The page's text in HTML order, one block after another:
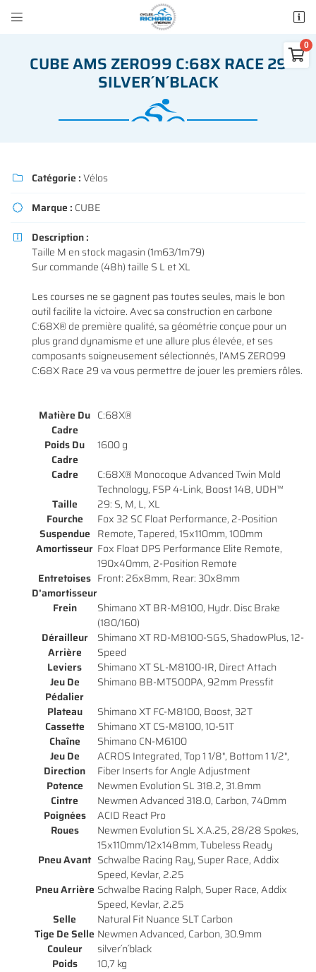

NOS VÉLOS
MODÈLES

Une
01 64 34 07 57

Voir notre sélection
 Adresse email de réception
Recopier le code ci-contre
CUBE AMS ZERO99 C:68X RACE 29
SILVER´N´BLACK
 Catégorie :Vélos
 Marque : CUBE

Description :
Taille M en stock magasin (1m63/1m79)
Sur commande (48h) taille S L et XL
Les courses ne se gagnent pas toutes seules, mais le bon
outil facilite la victoire. Avec sa construction en carbone
C:68X® de première qualité, sa géométrie conçue pour un
plus grand dynamisme et une allure plus élevée, et ses
composants soigneusement sélectionnés, l’AMS ZERO99
C:68X Race 29 va vous permettre de jouer les premiers rôles.
Matière Du
Cadre
C:68X®
Poids Du
Cadre
1600 g
Cadre
C:68X® Monocoque Advanced Twin Mold
Technology, FSP 4-Link, Boost 148, UDH™
Taille
29: S, M, L, XL
Fourche
Suspendue
Fox 32 SC Float Performance, 2-Position
Remote, Tapered, 15x110mm, 100mm
Amortisseur Fox Float DPS Performance Elite Remote,
190x40mm, 2-Position Remote
Entretoises
D’amortisseur
Front: 26x8mm, Rear: 30x8mm
Frein
Shimano XT BR-M8100, Hydr. Disc Brake
(180/160)
Dérailleur
Arrière
Shimano XT RD-M8100-SGS, ShadowPlus, 12-
Speed
Leviers
Shimano XT SL-M8100-IR, Direct Attach
Jeu De
Pédalier
Shimano BB-MT500PA, 92mm Pressfit
Plateau
Shimano XT FC-M8100, Boost, 32T
Cassette
Shimano XT CS-M8100, 10-51T
Chaîne
Shimano CN-M6100
Jeu De
Direction
ACROS Integrated, Top 1 1/8", Bottom 1 1/2",
Fiber Inserts for Angle Adjustment
Potence
Newmen Evolution SL 318.2, 31.8mm
Cintre
Newmen Advanced 318.0, Carbon, 740mm
Poignées
ACID React Pro
Roues
Newmen Evolution SL X.A.25, 28/28 Spokes,
15x110mm/12x148mm, Tubeless Ready
Pneu Avant Schwalbe Racing Ray, Super Race, Addix
Speed, Kevlar, 2.25
Pneu Arrière Schwalbe Racing Ralph, Super Race, Addix
Speed, Kevlar, 2.25
Selle
Natural Fit Nuance SLT Carbon
Tige De Selle Newmen Advanced, Carbon, 30.9mm
Couleur
silver´n´black
Poids
10,7 kg